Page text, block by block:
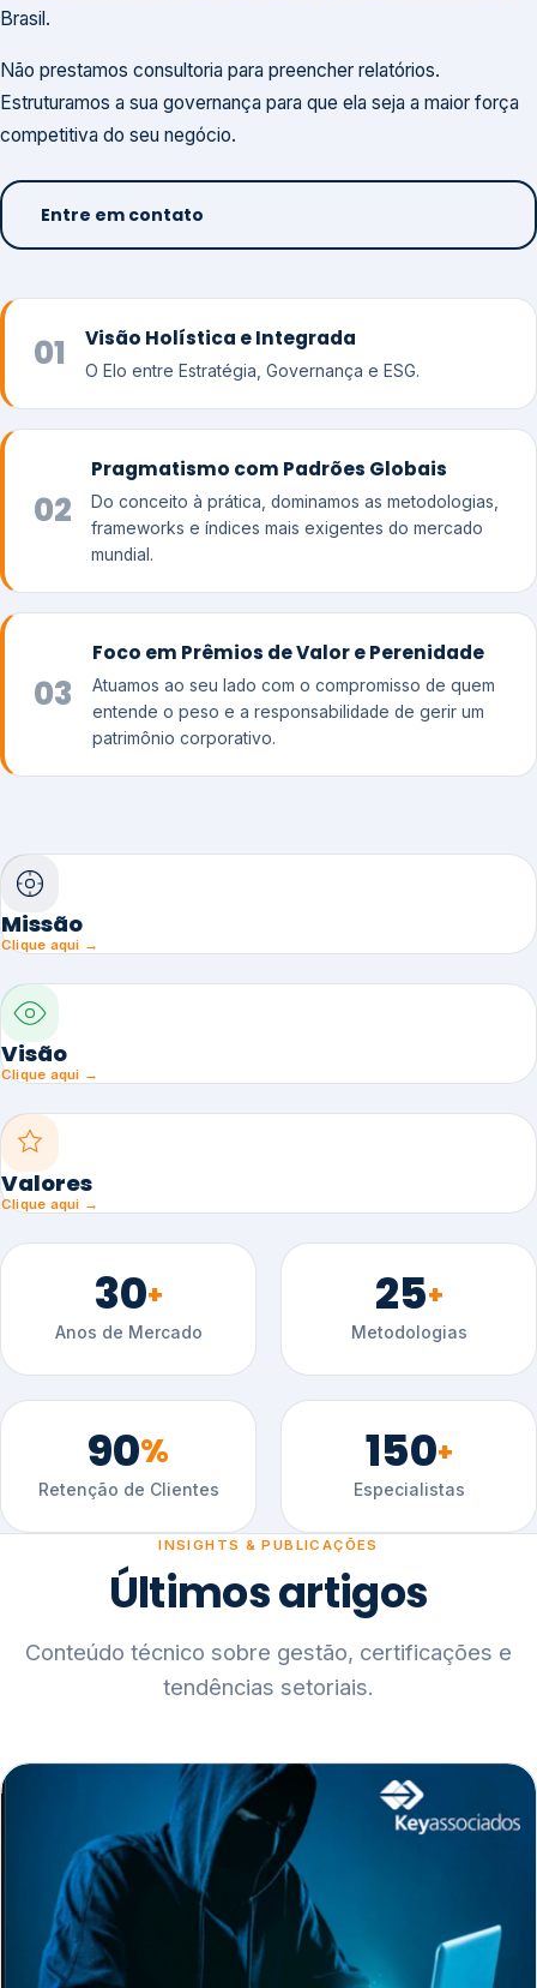
Brasil.
Não prestamos consultoria para preencher relatórios.
Estruturamos a sua governança para que ela seja a maior força
competitiva do seu negócio.
Entre em contato
01 Visão Holística e Integrada
O Elo entre Estratégia, Governança e ESG.
02
Pragmatismo com Padrões Globais
Do conceito à prática, dominamos as metodologias,
frameworks e índices mais exigentes do mercado
mundial.
03
Foco em Prêmios de Valor e Perenidade
Atuamos ao seu lado com o compromisso de quem
entende o peso e a responsabilidade de gerir um
patrimônio corporativo.
Missão
Clique aqui →
Visão
Clique aqui →
Valores
Clique aqui →
30+
Anos de Mercado
25+
Metodologias
90%
Retenção de Clientes
150+
Especialistas
INSIGHTS & PUBLICAÇÕES
Últimos artigos
Conteúdo técnico sobre gestão, certificações e
tendências setoriais.